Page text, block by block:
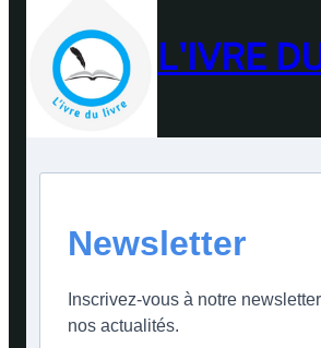
L'IVRE
Newsletter
Inscrivez-vous à notre
nos actualités.